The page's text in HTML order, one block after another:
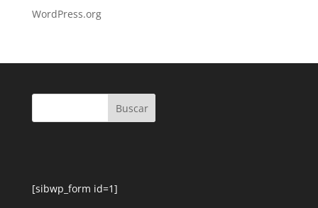
WordPress.org
[sibwp_form id=1]